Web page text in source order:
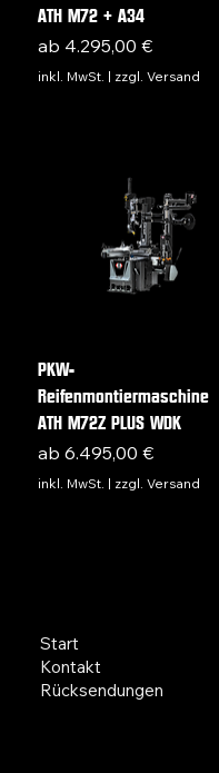
ATH M72 + A34
ab 4.295,00 €
Sale-Preis
inkl. MwSt. | zzgl. Versand
PKW-
Reifenmontiermaschine
ATH M72Z PLUS WDK
ab6.495,00 €
Sale-Preis
inkl. MwSt. | zzgl. Versand
Start
Kontakt
Rücksendungen